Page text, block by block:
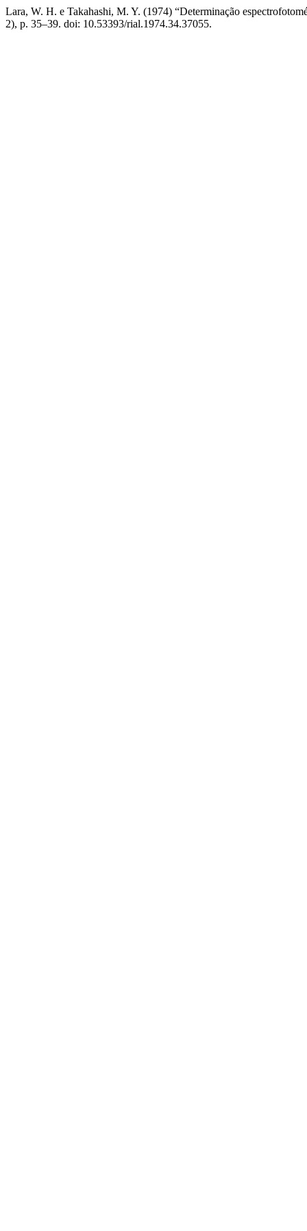
Lara, W. H. e Takahashi, M. Y. (1974) “Determinação
2), p. 35–39. doi: 10.53393/rial.1974.34.37055.